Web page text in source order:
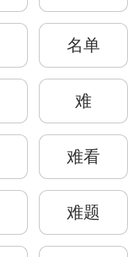
名单
难
难看
难题